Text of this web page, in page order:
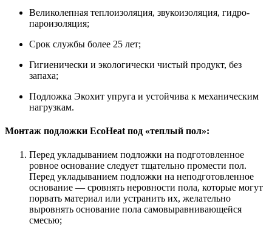
Великолепная теплоизоляция, звукоизоляция, гидро-
пароизоляция;
Срок службы более 25 лет;
Гигиенически и экологически чистый продукт, без
запаха;
Подложка Экохит упруга и устойчива к механическим
нагрузкам.
Монтаж подложки EcoHeat под «теплый пол»:
Перед укладыванием подложки на подготовленное
ровное основание следует тщательно промести пол.
Перед укладыванием подложки на неподготовленное
основание — сровнять неровности пола, которые могут
порвать материал или устранить их, желательно
выровнять основание пола самовыравнивающейся
смесью;